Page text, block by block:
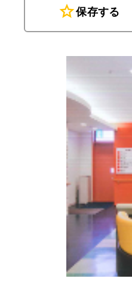
star保存する